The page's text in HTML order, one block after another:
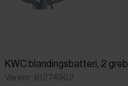
KWC blandingsbatteri, 2 greb
Varenr: 81274902